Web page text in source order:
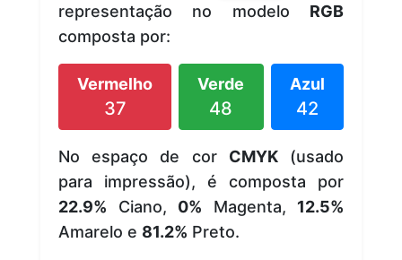
representação no modelo RGB
composta por:
Vermelho
37
Verde
48
Azul
42
No espaço de cor CMYK(usado
para impressão), é composta por
22.9% Ciano, 0% Magenta, 12.5%
Amarelo e 81.2% Preto.